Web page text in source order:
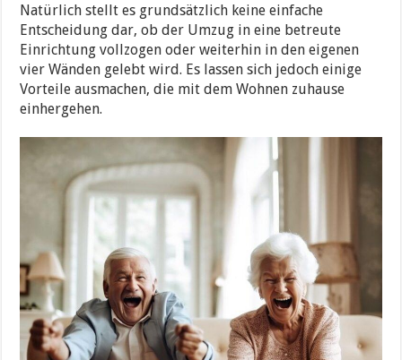
Natürlich stellt es grundsätzlich keine einfache
Entscheidung dar, ob der Umzug in eine betreute
Einrichtung vollzogen oder weiterhin in den eigenen
vier Wänden gelebt wird. Es lassen sich jedoch einige
Vorteile ausmachen, die mit dem Wohnen zuhause
einhergehen.